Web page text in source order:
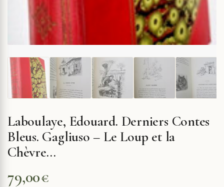
Laboulaye, Edouard. Derniers Contes
Bleus. Gagliuso – Le Loup et la
Chèvre…
79,00€